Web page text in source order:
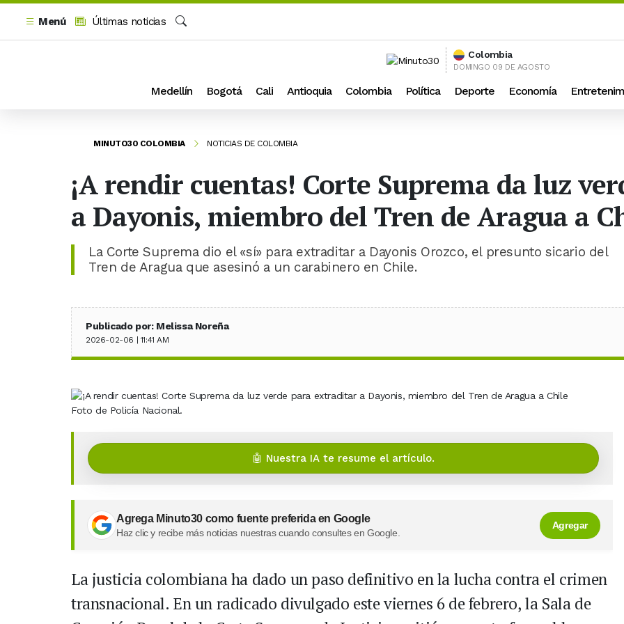
Menú
Últimas noticias
Buscar
Colombia
DOMINGO 09 DE AGOSTO
Medellín Bogotá Cali Antioquia Colombia Política Deporte Economía
MINUTO30 COLOMBIA NOTICIAS DE COLOMBIA
¡A rendir cuentas! Corte Suprema da luz
a Dayonis, miembro del Tren de Aragua a
La Corte Suprema dio el «sí» para extraditar a Dayonis Orozco, el presunto sicario del
Tren de Aragua que asesinó a un carabinero en Chile.
Publicado por: Melissa Noreña
2026-02-06 | 11:41 AM
Foto de Policía Nacional.
🤖 Nuestra IA te resume el artículo.
Agrega Minuto30 como fuente preferida en Google
Haz clic y recibe más noticias nuestras cuando consultes en Google.
Agregar
La justicia colombiana ha dado un paso definitivo en la lucha contra el crimen
transnacional. En un radicado divulgado este viernes 6 de febrero, la Sala de